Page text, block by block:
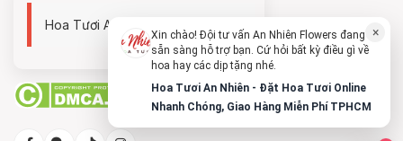
Hoa đồng tiền màu hồng
Màu hồng của hoa đồng tiền tượng trưng cho tình yêu ngọt
Hoa Tươi An Nhiên - 0938494119
×
Xin chào! Đội tư vấn An Nhiên Flowers đang
sẵn sàng hỗ trợ bạn. Cứ hỏi bất kỳ điều gì về
hoa hay các dịp tặng nhé.
Hoa Tươi An Nhiên - Đặt Hoa Tươi Online
Nhanh Chóng, Giao Hàng Miễn Phí TPHCM